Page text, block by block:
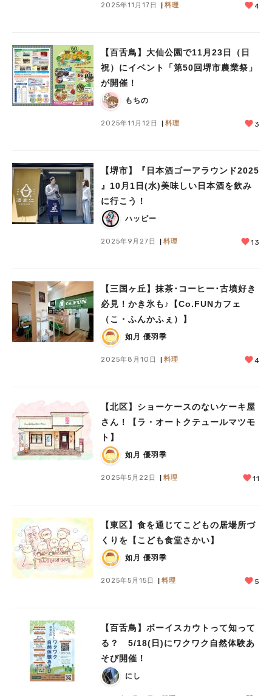
2025年11月17日 料理 4
【百舌鳥】大仙公園で11月23日（日
祝）にイベント「第50回堺市農業祭」
が開催！
もちの
2025年11月12日 料理 3
【堺市】『日本酒ゴーアラウンド2025
』10月1日(水)美味しい日本酒を飲み
に行こう！
ハッピー
2025年9月27日 料理 13
【三国ヶ丘】抹茶･コーヒー･古墳好き
必見！かき氷も♪【Co.FUNカフェ
（こ・ふんかふぇ）】
如月 優羽季
2025年8月10日 料理 4
【北区】ショーケースのないケーキ屋
さん！【ラ・オートクテュールマツモ
ト】
如月 優羽季
2025年5月22日 料理 11
【東区】食を通じてこどもの居場所づ
くりを【こども食堂さかい】
如月 優羽季
2025年5月15日 料理 5
【百舌鳥】ボーイスカウトって知って
る？ 5/18(日)にワクワク自然体験あ
そび開催！
にし